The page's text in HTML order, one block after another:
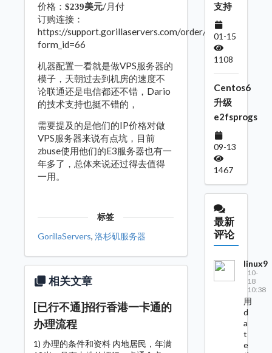
价格：$239美元/月付
订购连接：
https://support.gorillaservers.com/order/?
form_id=66
机器配置一看就是做VPS服务器的
模子，天朝过去到机房的速度不
论联通还是电信都还不错，Dario
的技术支持也挺不错的，
需要提及的是他们的IP价格对做
VPS服务器来说有点坑，目前
zbuse使用他们的E3服务器也有一
年多了，总体来说还过得去值得
一用。
标签
GorillaServers,洛杉矶服务器
相关文章
[已行不通]招行香港一卡通的
办理流程
1) 办理的条件和资料 内地居民，年满
支持
01-15
1108
Centos6
升级
e2fsprogs
09-13
1467
最新
评论
linux9
10-
18
10:38
用
d
a
t
e